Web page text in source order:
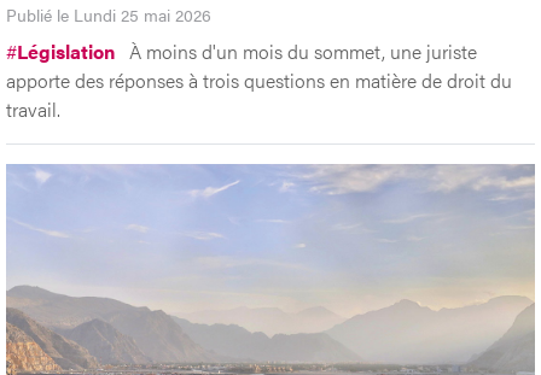
Publié le Lundi 25 mai 2026
#Législation À moins d'un mois du sommet, une juriste
apporte des réponses à trois questions en matière de droit du
travail.